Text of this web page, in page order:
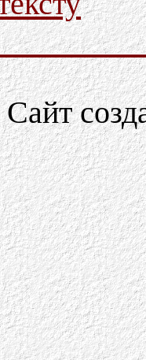
Сайт